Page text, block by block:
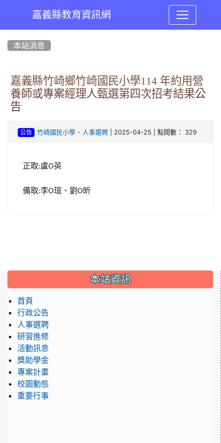
嘉義縣教育資訊網
本站消息
嘉義縣竹崎鄉竹崎國民小學114 年約用營
養師或專案經理人甄選第四次招考結果公
告
公告 竹崎國民小學- 人事選聘| 2025-04-25 | 點閱數： 329
正取:盧O英
備取:李O瑄、劉 O昕
::: 本站資訊
首頁
行政公告
人事選聘
研習進修
活動訊息
獎助學金
專案計畫
校園動態
重要行事